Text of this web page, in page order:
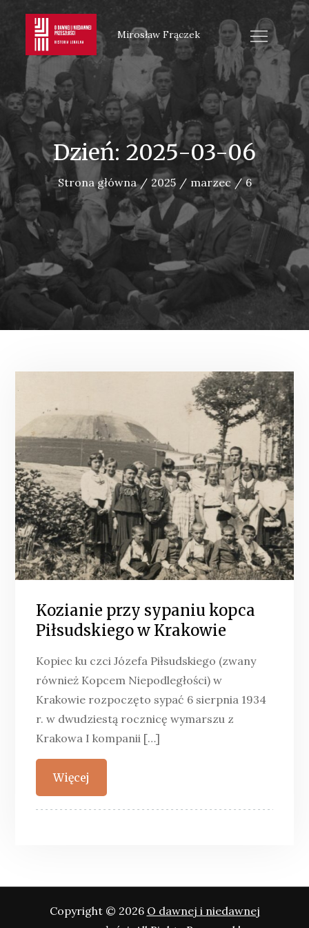
content
Mirosław Frączek
Dzień: 2025-03-06
Strona główna 2025 marzec 6
Kozianie przy sypaniu kopca
Piłsudskiego w Krakowie
Kopiec ku czci Józefa Piłsudskiego (zwany
również Kopcem Niepodległości) w
Krakowie rozpoczęto sypać 6 sierpnia 1934
r. w dwudziestą rocznicę wymarszu z
Krakowa I kompanii […]
Więcej
Copyright © 2026 O dawnej i niedawnej